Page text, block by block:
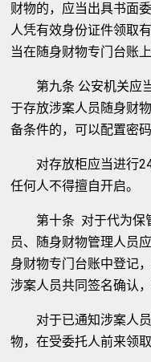
财物的，应当出具书面
人凭有效身份证件领取
当在随身财物专门台账上
第九条 公安机关应当
于存放涉案人员随身财
备条件的，可以配置密
对存放柜应当进行24
任何人不得擅自开启。
第十条 对于代为保
员、随身财物管理人员
身财物专门台账中登记
涉案人员共同签名确认
对于已通知涉案人员
物，在受委托人前来领